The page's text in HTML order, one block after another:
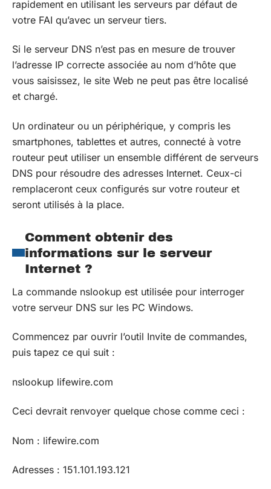
rapidement en utilisant les serveurs par défaut de
votre FAI qu’avec un serveur tiers.
Si le serveur DNS n’est pas en mesure de trouver
l’adresse IP correcte associée au nom d’hôte que
vous saisissez, le site Web ne peut pas être localisé
et chargé.
Un ordinateur ou un périphérique, y compris les
smartphones, tablettes et autres, connecté à votre
routeur peut utiliser un ensemble différent de serveurs
DNS pour résoudre des adresses Internet. Ceux-ci
remplaceront ceux configurés sur votre routeur et
seront utilisés à la place.
Comment obtenir des
informations sur le serveur
Internet ?
La commande nslookup est utilisée pour interroger
votre serveur DNS sur les PC Windows.
Commencez par ouvrir l’outil Invite de commandes,
puis tapez ce qui suit :
nslookup lifewire.com
Ceci devrait renvoyer quelque chose comme ceci :
Nom : lifewire.com
Adresses : 151.101.193.121